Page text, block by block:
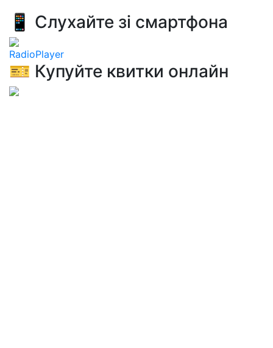
📱 Слухайте зі смартфона
RadioPlayer
🎫 Купуйте квитки онлайн